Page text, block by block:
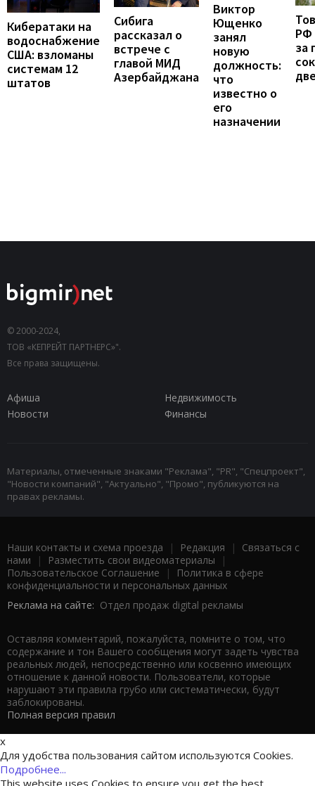
Кибератаки на
водоснабжение
США: взломаны
системам 12
штатов
Сибига
рассказал о
встрече с
главой МИД
Азербайджана
Виктор
Ющенко
занял
новую
должность:
что
известно о
его
назначении
РФ
за
© 2000-2024,
ТОВ «КЕПРЕЙТ ПАРТНЕРС»".
Все права защищены.
Афиша
Недвижимость
Новости
Финансы
Материалы, отмеченные знаками "Реклама", "PR", "Спецпроект",
"Новости компаний", "Актуально", "Промо", публикуются на
правах рекламы.
Наши контакты и схема проезда | Редакция | Связаться с
нами | Разместить свои видеоматериалы |
Пользовательское Соглашение |
Политика в сфере
конфиденциальности и персональных данных
Реклама на сайте: Отдел продаж digital рекламы
Оставляя комментарий, пожалуйста, помните о том, что
содержание и тон Вашего сообщения могут задеть чувства
реальных людей, непосредственно или косвенно имеющих
отношение к данной новости. Пользователи, которые
нарушают эти правила грубо или систематически, будут
заблокированы.
Полная версия правил
x
Для удобства пользования сайтом используются Cookies.
Подробнее...